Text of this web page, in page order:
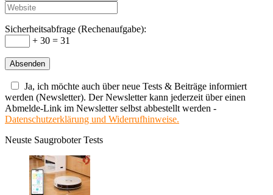
Sicherheitsabfrage (Rechenaufgabe):
+ 30 = 31
Ja, ich möchte auch über neue Tests & Beiträge informiert
werden (Newsletter). Der Newsletter kann jederzeit über einen
Abmelde-Link im Newsletter selbst abbestellt werden -
Datenschutzerklärung und Widerrufhinweise.
Neuste Saugroboter Tests